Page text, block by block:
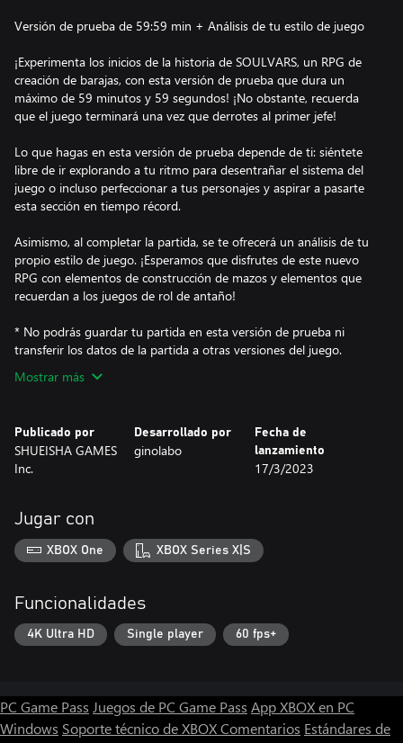
Versión de prueba de 59:59 min + Análisis de tu estilo de juego
¡Experimenta los inicios de la historia de SOULVARS, un RPG de
creación de barajas, con esta versión de prueba que dura un
máximo de 59 minutos y 59 segundos! ¡No obstante, recuerda
que el juego terminará una vez que derrotes al primer jefe!
Lo que hagas en esta versión de prueba depende de ti: siéntete
libre de ir explorando a tu ritmo para desentrañar el sistema del
juego o incluso perfeccionar a tus personajes y aspirar a pasarte
esta sección en tiempo récord.
Asimismo, al completar la partida, se te ofrecerá un análisis de tu
propio estilo de juego. ¡Esperamos que disfrutes de este nuevo
RPG con elementos de construcción de mazos y elementos que
recuerdan a los juegos de rol de antaño!
* No podrás guardar tu partida en esta versión de prueba ni
transferir los datos de la partida a otras versiones del juego.
Mostrar más
Publicado por
SHUEISHA GAMES
Inc.
Desarrollado por
ginolabo
Fecha de
lanzamiento
17/3/2023
Jugar con
XBOX One XBOX Series X|S
Funcionalidades
4K Ultra HD Single player 60 fps+
PC Game Pass Juegos de PC Game Pass App XBOX en PC
Windows Soporte técnico de XBOXComentarios Estándares de